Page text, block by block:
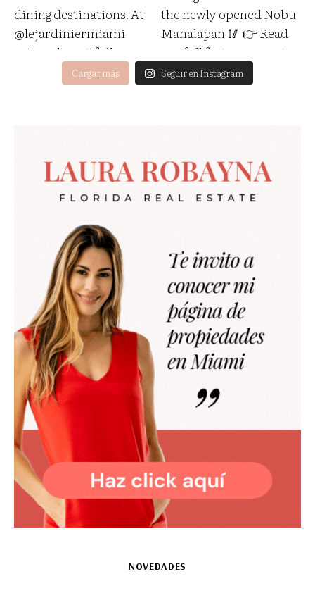
Cargar más Seguir en Instagram
NOVEDADES